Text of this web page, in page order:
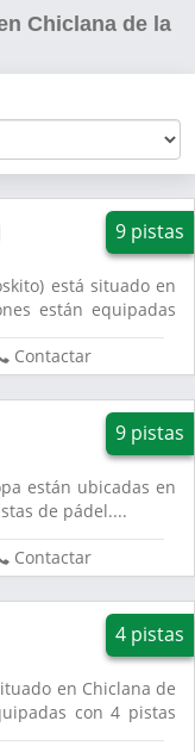
Chiclana de la
9 pistas
está situado en
están equipadas
Contactar
9 pistas
están ubicadas en
de pádel....
Contactar
4 pistas
en Chiclana de
con 4 pistas